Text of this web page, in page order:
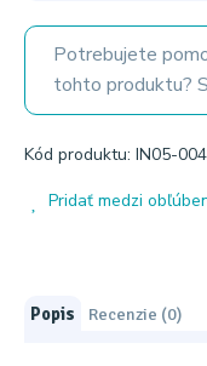
Potrebujete
tohto produktu?
Kód produktu: IN05-
Pridať medzi
Popis Recenzie (0)